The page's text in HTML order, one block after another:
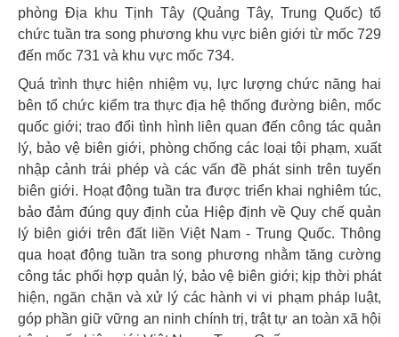
phòng Địa khu Tịnh Tây (Quảng Tây, Trung Quốc) tổ
chức tuần tra song phương khu vực biên giới từ mốc 729
đến mốc 731 và khu vực mốc 734.
Quá trình thực hiện nhiệm vụ, lực lượng chức năng hai
bên tổ chức kiểm tra thực địa hệ thống đường biên, mốc
quốc giới; trao đổi tình hình liên quan đến công tác quản
lý, bảo vệ biên giới, phòng chống các loại tội phạm, xuất
nhập cảnh trái phép và các vấn đề phát sinh trên tuyến
biên giới. Hoạt động tuần tra được triển khai nghiêm túc,
bảo đảm đúng quy định của Hiệp định về Quy chế quản
lý biên giới trên đất liền Việt Nam - Trung Quốc. Thông
qua hoạt động tuần tra song phương nhằm tăng cường
công tác phối hợp quản lý, bảo vệ biên giới; kịp thời phát
hiện, ngăn chặn và xử lý các hành vi vi phạm pháp luật,
góp phần giữ vững an ninh chính trị, trật tự an toàn xã hội